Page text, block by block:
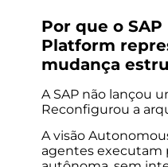
Por que o
Platform
mudança
A SAP não lançou
Reconfigurou a
A visão
agentes executam